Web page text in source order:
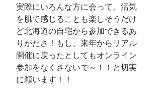
実際にいろんな方に会って、活気
を肌で感じることも楽しそうだけ
ど北海道の自宅から参加できるあ
りがたさ！もし、来年からリアル
開催に戻ったとしてもオンライン
参加をなくさないで～！！と切実
に願います！！